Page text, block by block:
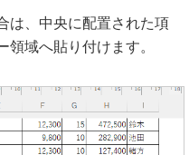
は、中央に配置された項
領域へ貼り付けます。